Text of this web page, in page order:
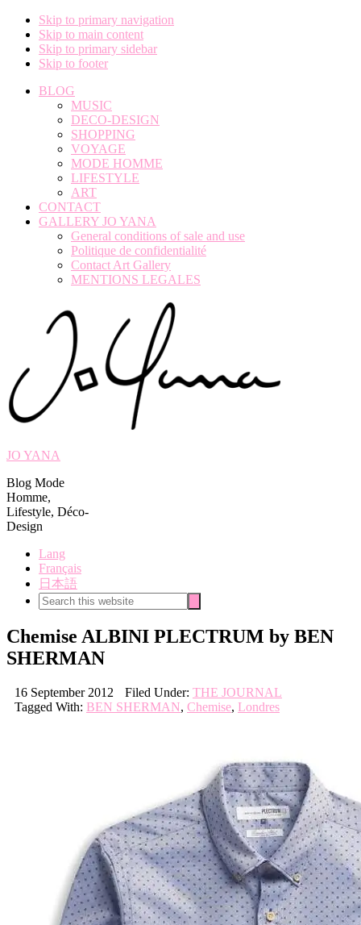
Skip to primary navigation
Skip to main content
Skip to primary sidebar
Skip to footer
BLOG
MUSIC
DECO-DESIGN
SHOPPING
VOYAGE
MODE HOMME
LIFESTYLE
ART
CONTACT
GALLERY JO YANA
General conditions of sale and use
Politique de confidentialité
Contact Art Gallery
MENTIONS LEGALES
JO YANA
Blog Mode
Homme,
Lifestyle, Déco-
Design
Lang
Français
日本語
Search
this
website
Chemise ALBINI PLECTRUM by BEN
SHERMAN
16 September 2012 Filed Under: THE JOURNAL
Tagged With: BEN SHERMAN, Chemise, Londres